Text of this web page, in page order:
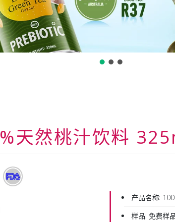
天然桃汁饮料
产品名称:
样品: 免费样